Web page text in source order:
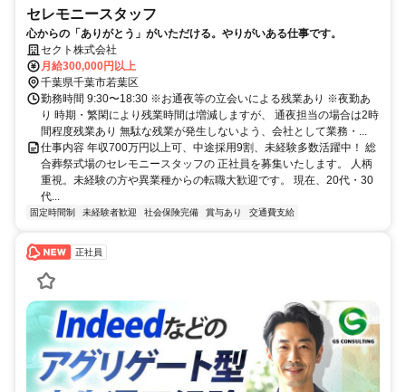
セレモニースタッフ
心からの「ありがとう」がいただける。やりがいある仕事です。
セクト株式会社
月給300,000円以上
千葉県千葉市若葉区
勤務時間 9:30〜18:30 ※お通夜等の立会いによる残業あり ※夜勤あ
り 時期・繁閑により残業時間は増減しますが、 通夜担当の場合は2時
間程度残業あり 無駄な残業が発生しないよう、会社として業務・...
仕事内容 年収700万円以上可、中途採用9割、未経験多数活躍中！ 総
合葬祭式場のセレモニースタッフの 正社員を募集いたします。 人柄
重視。未経験の方や異業種からの転職大歓迎です。 現在、20代・30
代...
固定時間制 未経験者歓迎 社会保険完備 賞与あり 交通費支給
正社員